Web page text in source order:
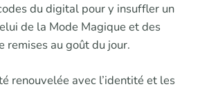
du digital pour y insuffler un
de la Mode Magique et des
remises au goût du jour.
renouvelée avec l’identité et les